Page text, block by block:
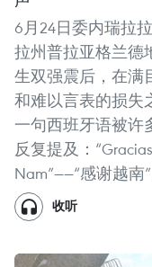
6月24日委内瑞拉
拉州普拉亚格兰德
生双强震后，在满
和难以言表的损失
一句西班牙语被许
反复提及：
Nam”——“感谢越南”
收听